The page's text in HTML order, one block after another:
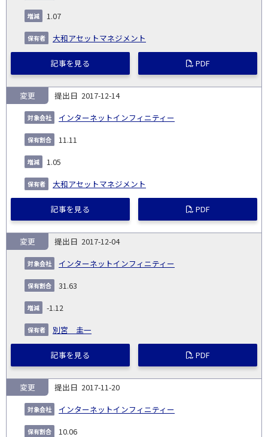
1.07
大和アセットマネジメント
記事を見る PDF
2017-12-14
インターネットインフィニティー
変更
11.11
1.05
大和アセットマネジメント
記事を見る PDF
2017-12-04
インターネットインフィニティー
変更
31.63
-1.12
別宮 圭一
記事を見る PDF
2017-11-20
インターネットインフィニティー
変更
10.06